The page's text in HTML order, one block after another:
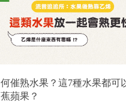
催熟水果？這7種水果都可
蘋果？